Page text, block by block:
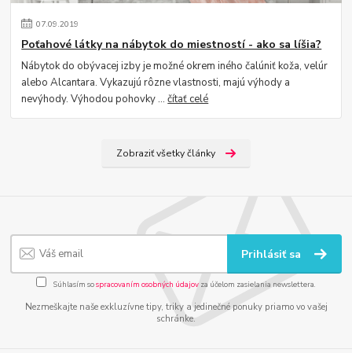
07.09.2019
Poťahové látky na nábytok do miestností - ako sa líšia?
Nábytok do obývacej izby je možné okrem iného čalúniť koža, velúr
alebo Alcantara. Vykazujú rôzne vlastnosti, majú výhody a
nevýhody. Výhodou pohovky ...čítať celé
Zobraziť všetky články
Prihlásiť sa
Súhlasím sospracovaním osobných údajov za účelom zasielania newslettera.
Nezmeškajte naše exkluzívne tipy, triky a jedinečné ponuky priamo vo vašej
schránke.